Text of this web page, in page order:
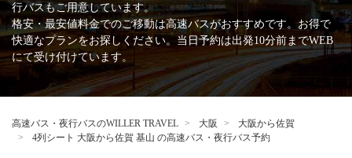
行バスもご用意しています。
格安・最安値料金でのご移動は高速バスがおすすめです。お得で
快適なプランをお探しください。当日予約は出発10分前までWEB
にて受け付けています。
高速バス・夜行バスのWILLER TRAVEL 大阪
大阪から佐賀
4列シート 大阪から佐賀 基山 の高速バス・夜行バス予約